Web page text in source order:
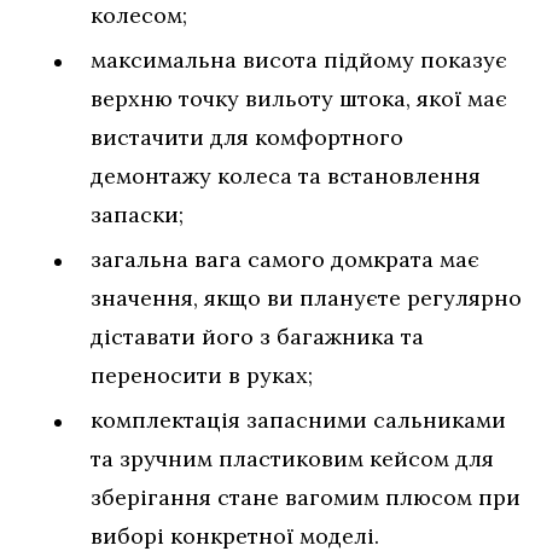
колесом;
максимальна висота підйому показує
верхню точку вильоту штока, якої має
вистачити для комфортного
демонтажу колеса та встановлення
запаски;
загальна вага самого домкрата має
значення, якщо ви плануєте регулярно
діставати його з багажника та
переносити в руках;
комплектація запасними сальниками
та зручним пластиковим кейсом для
зберігання стане вагомим плюсом при
виборі конкретної моделі.